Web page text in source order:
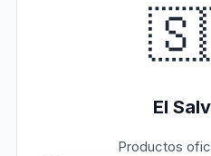
El
Productos